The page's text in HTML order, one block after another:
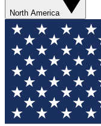
North America